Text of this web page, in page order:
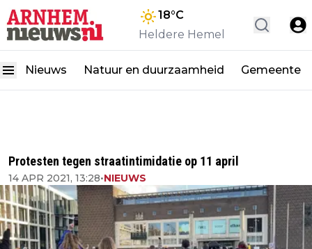
18°C
Heldere Hemel
Nieuws Natuur en duurzaamheid Gemeente
Protesten tegen straatintimidatie op 11 april
14 APR 2021, 13:28•NIEUWS